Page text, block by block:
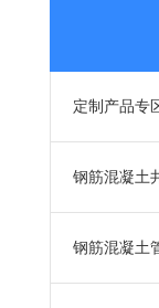
定制产品专
钢筋混凝土
钢筋混凝土